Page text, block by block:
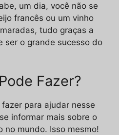
um dia, você não se
francês ou um vinho
tudo graças a
ser o grande sucesso do
Fazer?
para ajudar nesse
informar mais sobre o
no mundo. Isso mesmo!